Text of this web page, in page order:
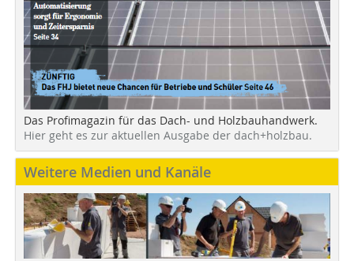
Das Profimagazin für das Dach- und Holzbauhandwerk.
Hier geht es zur aktuellen Ausgabe der dach+holzbau.
Weitere Medien und Kanäle